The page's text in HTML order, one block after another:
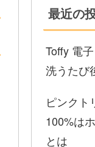
最近の
Toffy 電
洗うたび
ピンクト
100%は
とは